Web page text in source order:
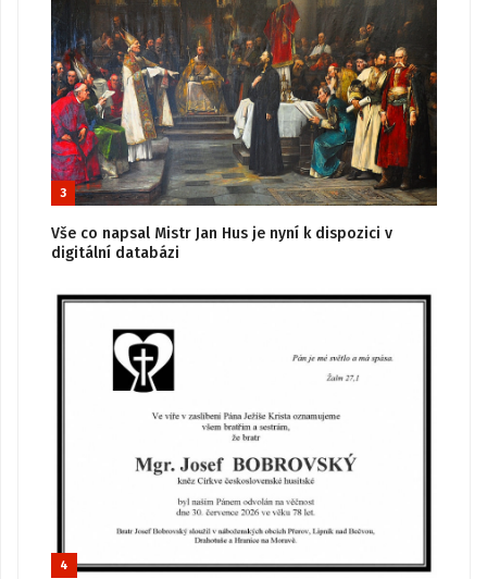
3
Vše co napsal Mistr Jan Hus je nyní k dispozici v
digitální databázi
4